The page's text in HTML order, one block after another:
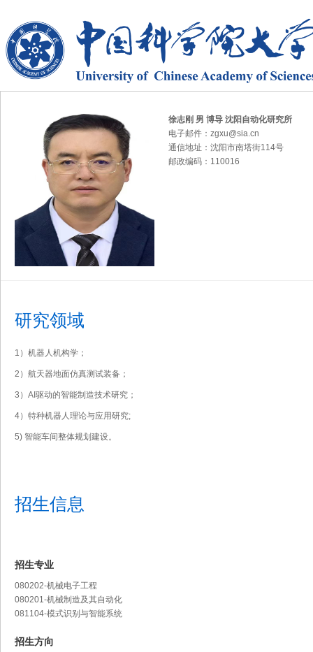
徐志刚 男 博导 沈阳自动化研究所
电子邮件：zgxu@sia.cn
通信地址：沈阳市南塔街114号
邮政编码：110016
研究领域
1）机器人机构学；
2）航天器地面仿真测试装备；
3）AI驱动的智能制造技术研究；
4）特种机器人理论与应用研究;
5) 智能车间整体规划建设。
招生信息
招生专业
080202-机械电子工程
080201-机械制造及其自动化
081104-模式识别与智能系统
招生方向